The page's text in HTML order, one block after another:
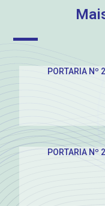
PORTARIA Nº
PORTARIA Nº